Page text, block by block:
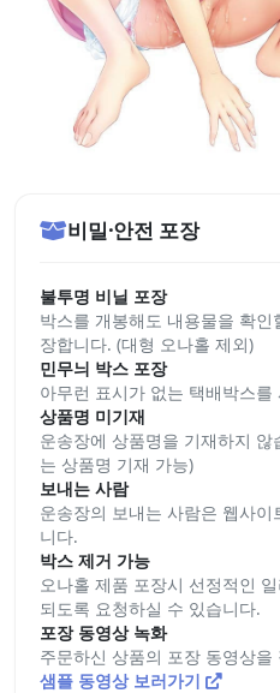
비밀·안전 포장
불투명 비닐 포장
박스를 개봉해도 내용물을 확
장합니다. (대형 오나홀 제외)
민무늬 박스 포장
아무런 표시가 없는 택배박스를
상품명 미기재
운송장에 상품명을 기재하지
는 상품명 기재 가능)
보내는 사람
운송장의 보내는 사람은 웹사이
니다.
박스 제거 가능
오나홀 제품 포장시 선정적인
되도록 요청하실 수 있습니다.
포장 동영상 녹화
주문하신 상품의 포장 동영상
샘플 동영상 보러가기